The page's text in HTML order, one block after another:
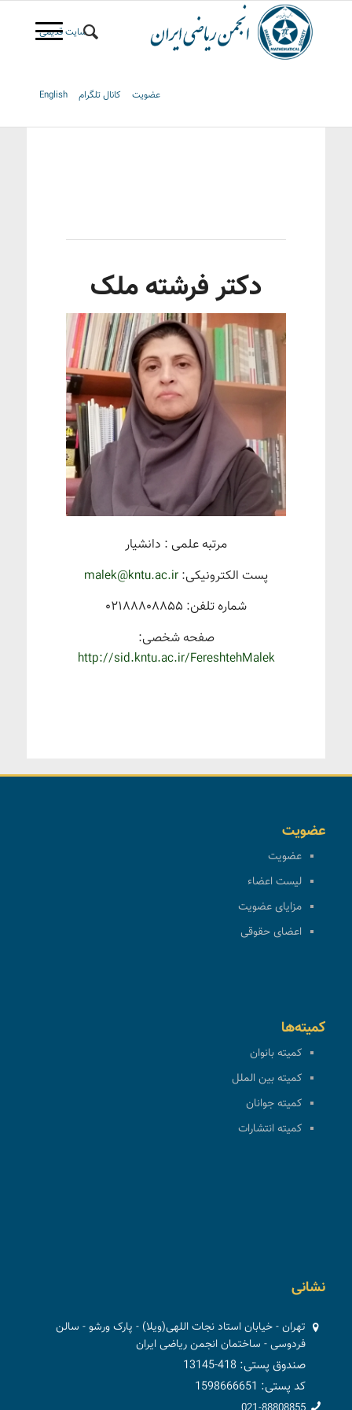
سایت قدیمی
عضویت کانال تلگرام English
دکتر فرشته ملک
مرتبه علمی : دانشیار
پست الکترونیکی: malek@kntu.ac.ir
شماره تلفن: ۰۲۱۸۸۸۰۸۸۵۵
صفحه شخصی:
http://sid.kntu.ac.ir/FereshtehMalek
عضویت
عضویت
لیست اعضاء
مزایای عضویت
اعضای حقوقی
کمیته‌ها
کمیته بانوان
کمیته بین الملل
کمیته جوانان
کمیته انتشارات
نشانی
تهران - خیابان استاد نجات اللهی(ویلا) - پارک ورشو - سالن
فردوسی - ساختمان انجمن ریاضی ایران
صندوق پستی: 418-13145
کد پستی: 1598666651